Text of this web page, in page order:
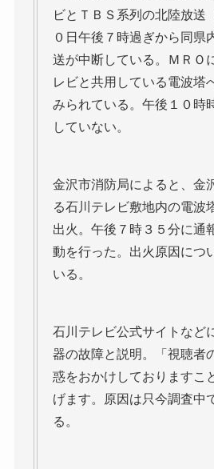
ビとＴＢＳ系列の北陸放送
０日午後７時過ぎから同県
送が中断している。ＭＲＯ
レビと共用している電波塔
みられている。午後１０時
していない。
金沢市消防局によると、金
る石川テレビ敷地内の電波
出火。午後７時３５分に通
動を行った。出火原因につ
いる。
石川テレビ公式サイトなど
器の故障と説明。「視聴者
惑をおかけしておりますこ
げます。原因は只今調査中
る。